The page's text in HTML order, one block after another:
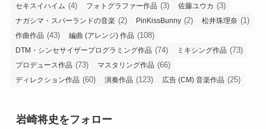
セキスイハイム (4) フォトグラファー作品 (3) 佐藤ユウカ (3)
ナガシマ・スパーランドの音楽 (2) PinKissBunny (2) 松井珠理奈 (1)
作曲作品 (43) 編曲 (アレンジ) 作品 (108)
DTM・シンセサイザープログラミング作品 (74) ミキシング作品 (73)
プロデュース作品 (73) マスタリング作品 (66)
ディレクション作品 (60) 演奏作品 (123) 広告 (CM) 音楽作品 (25)
岩崎将史をフォロー